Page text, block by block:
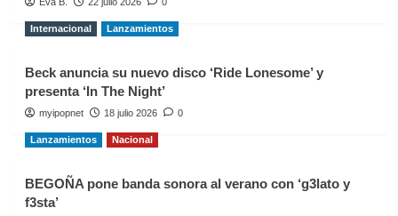
Internacional Lanzamientos
Beck anuncia su nuevo disco ‘Ride Lonesome’ y
presenta ‘In The Night’
myipopnet 18 julio 2026 0
Lanzamientos Nacional
BEGOÑA pone banda sonora al verano con ‘g3lato y
f3sta’